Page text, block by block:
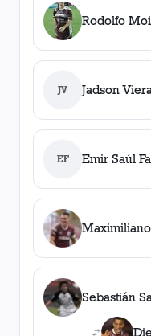
Rodolfo
JV Jadson
EF Emir Saúl
Sebastián